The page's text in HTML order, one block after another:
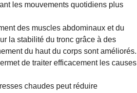
les mouvements quotidiens plus
des muscles abdominaux et du
la stabilité du tronc grâce à des
du haut du corps sont améliorés.
de traiter efficacement les causes
chaudes peut réduire